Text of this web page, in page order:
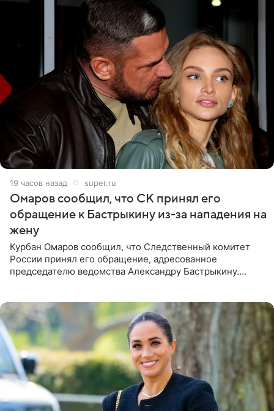
19 часов назад super.ru
Омаров сообщил, что СК принял его
обращение к Бастрыкину из-за нападения на
жену
Курбан Омаров сообщил, что Следственный комитет
России принял его обращение, адресованное
председателю ведомства Александру Бастрыкину.